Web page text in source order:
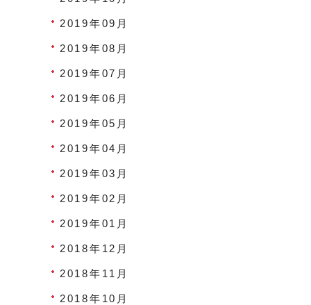
2019年09月
2019年08月
2019年07月
2019年06月
2019年05月
2019年04月
2019年03月
2019年02月
2019年01月
2018年12月
2018年11月
2018年10月